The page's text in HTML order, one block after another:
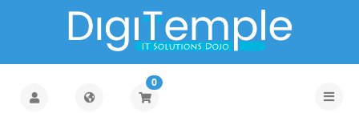
تغییر
0